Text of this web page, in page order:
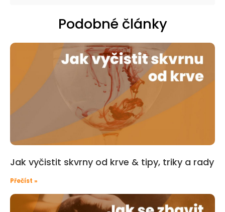
Podobné články
Jak vyčistit skvrny od krve & tipy, triky a rady
Přečíst »